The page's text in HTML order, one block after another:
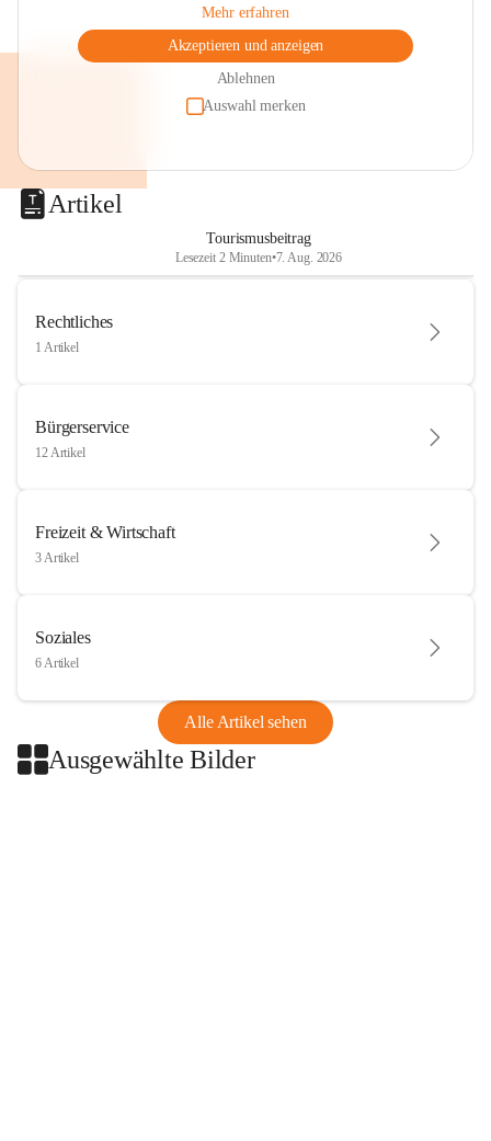
Mehr erfahren
Akzeptieren und anzeigen
Ablehnen
Auswahl merken
Artikel
Tourismusbeitrag
Lesezeit 2 Minuten•7. Aug. 2026
Rechtliches
1 Artikel
Bürgerservice
12 Artikel
Freizeit & Wirtschaft
3 Artikel
Soziales
6 Artikel
Alle Artikel sehen
Ausgewählte Bilder